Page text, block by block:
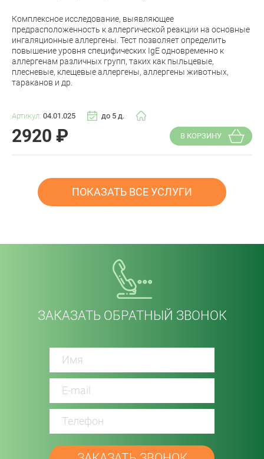
Комплексное исследование, выявляющее
предрасположенность к аллергической реакции на основные
ингаляционные аллергены. Тест позволяет определить
повышение уровня специфических IgE одновременно к
аллергенам различных групп, таких как пыльцевые,
плесневые, клещевые аллергены, аллергены животных,
тараканов и др.
Артикул: 04.01.025 до 5 д.
2920 ₽ В КОРЗИНУ
ПОКАЗАТЬ ВСЕ УСЛУГИ
ЗАКАЗАТЬ ОБРАТНЫЙ ЗВОНОК